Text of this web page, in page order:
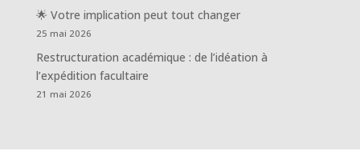
🌟 Votre implication peut tout changer
25 mai 2026
Restructuration académique : de l’idéation à
l’expédition facultaire
21 mai 2026